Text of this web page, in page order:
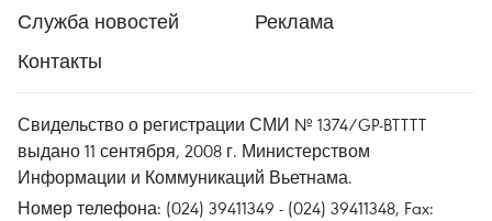
Служба новостей
Реклама
Контакты
Свидельство о регистрации СМИ № 1374/GP-BTTTT
выдано 11 сентября, 2008 г. Министерством
Информации и Коммуникаций Вьетнама.
Номер телефона: (024) 39411349 - (024) 39411348, Fax: